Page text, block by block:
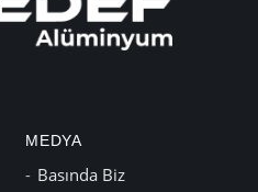
MEDYA
Basında Biz